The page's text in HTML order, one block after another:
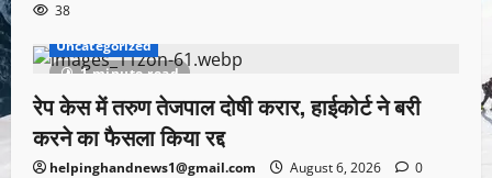
38
1 minute read
Uncategorized
रेप केस में तरुण तेजपाल दोषी करार, हाईकोर्ट ने बरी
करने का फैसला किया रद्द
helpinghandnews1@gmail.com August 6, 2026
0